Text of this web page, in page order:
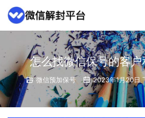
怎么找微信保号的客
微信预加保号 2023年1月20日